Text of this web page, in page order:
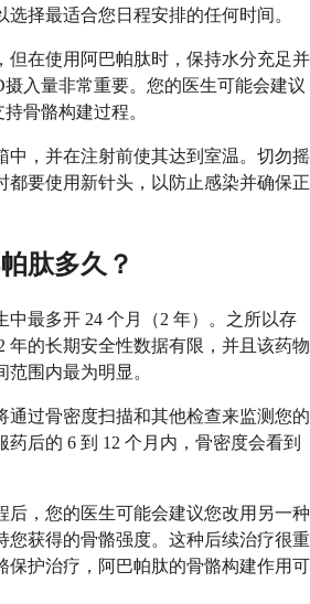
择最适合您日程安排的任何时间。
但在使用阿巴帕肽时，保持水分充足并
入量非常重要。您的医生可能会建议
骨骼构建过程。
中，并在注射前使其达到室温。切勿摇
都要使用新针头，以防止感染并确保正
肽多久？
中最多开 24 个月（2 年）。之所以存
年的长期安全性数据有限，并且该药物
围内最为明显。
通过骨密度扫描和其他检查来监测您的
后的 6 到 12 个月内，骨密度会看到
后，您的医生可能会建议您改用另一种
您获得的骨骼强度。这种后续治疗很重
保护治疗，阿巴帕肽的骨骼构建作用可